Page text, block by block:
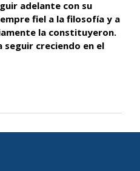
adelante con su
fiel a la filosofía y a
la constituyeron.
seguir creciendo en el